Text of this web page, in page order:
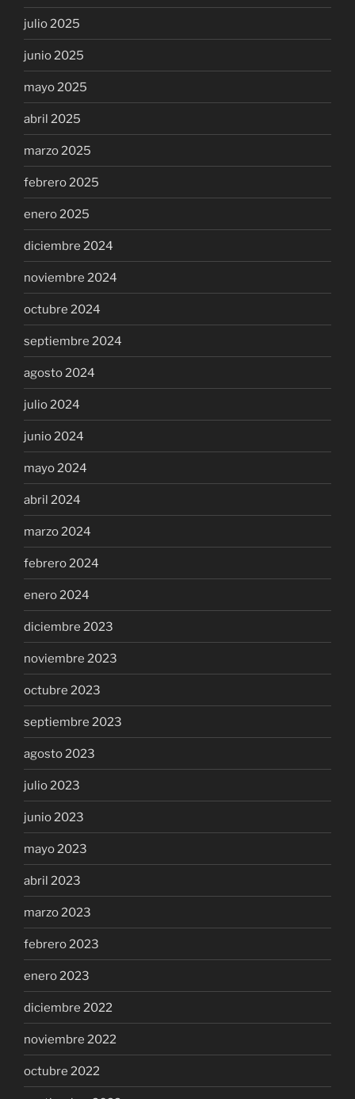
julio 2025
junio 2025
mayo 2025
abril 2025
marzo 2025
febrero 2025
enero 2025
diciembre 2024
noviembre 2024
octubre 2024
septiembre 2024
agosto 2024
julio 2024
junio 2024
mayo 2024
abril 2024
marzo 2024
febrero 2024
enero 2024
diciembre 2023
noviembre 2023
octubre 2023
septiembre 2023
agosto 2023
julio 2023
junio 2023
mayo 2023
abril 2023
marzo 2023
febrero 2023
enero 2023
diciembre 2022
noviembre 2022
octubre 2022